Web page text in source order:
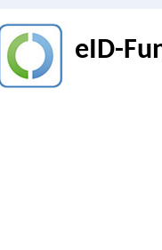
eID-